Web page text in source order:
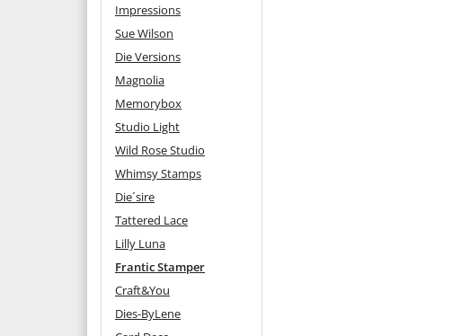
Impressions
Sue Wilson
Die Versions
Magnolia
Memorybox
Studio Light
Wild Rose Studio
Whimsy Stamps
Die´sire
Tattered Lace
Lilly Luna
Frantic Stamper
Craft&You
Dies-ByLene